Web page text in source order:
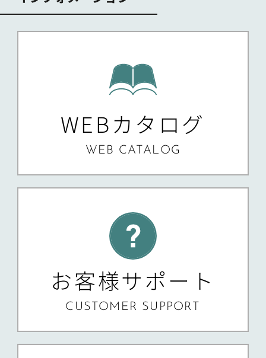
WEBカタログ
WEB CATALOG
お客様サポート
CUSTOMER SUPPORT